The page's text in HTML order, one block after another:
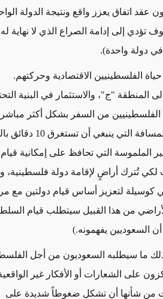
عقد اتفاق يعزز واقع ونتيجة الدولة
تؤدي إلى إدامة الصراع الذي لا نهاية
في دولة واحدة).
الفلسطينيين الاقتصادية وحركتهم.
"ج"، والاستثمار في البنية
من السفر بشكل أكثر
نقاط مختلفة في الضفة الغربية، وبالتالي فإن
الملموسة التي تحافظ على إمكانية قيام
تُترك أراضٍ لإقامة دولة فلسطينية،
كوسيلة لتعزيز أساس قيام دولتين مع
من هذا القبيل سيتطلب قيام
أن السعوديين يفهمونه.)
ما سيطلبه السعوديون من أجل
على الشعارات أو الأفكار غير
من شأنها أن تشكل ضغوطاً شديدة على